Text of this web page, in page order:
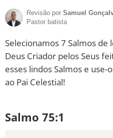
VERSÍCULOS
PALAVRA DO DIA
SALMO DO DIA
Revisão por Samuel
Pastor batista
Selecionamos 7 Salmos de
Deus Criador pelos Seus
esses lindos Salmos e
ao Pai Celestial!
Salmo 75:1